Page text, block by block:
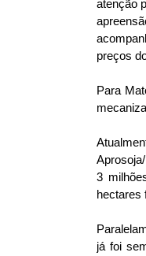
atenção
preços
Para
3
hectares
já foi